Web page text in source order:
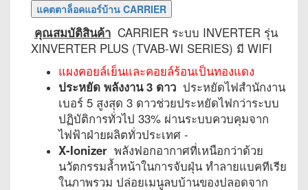
คุณสมบัติสินค้า CARRIER ระบบ INVERTER รุ่น
XINVERTER PLUS (TVAB-WI SERIES) มี WIFI
แผงคอยล์เย็นและคอยล์ร้อนเป็นทองแดง
ประหยัด พลังงาน 3 ดาว ประหยัดไฟสำนักงาน
เบอร์ 5 สูงสุด 3 ดาวช่วยประหยัดไฟกว่าระบบ
ปฏิบัติการทั่วไป 33% ผ่านระบบควบคุมจาก
ไฟฟ้าฝ่ายผลิตทั่วประเทศ -
X-Ionizer พลังฟอกอากาศที่เหนือกว่าด้วย
นวัตกรรมล้ำหน้าในการจับฝุ่น ทำลายแบคทีเรีย
ในภาพรวม ปล่อยเมนูลบบ้านของปลอดจาก